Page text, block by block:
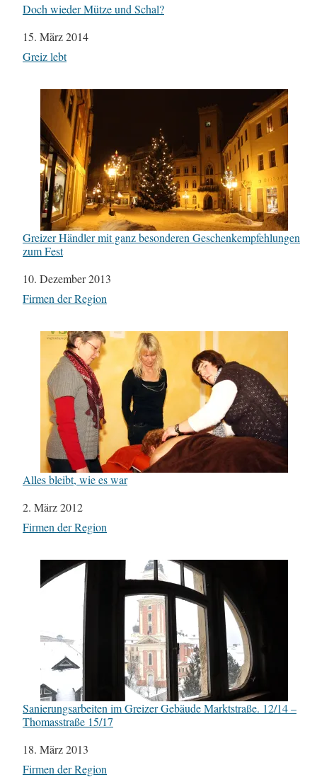
Doch wieder Mütze und Schal?
Datum
15. März 2014
In Bezug auf
Greiz lebt
Greizer Händler mit ganz besonderen Geschenkempfehlungen
zum Fest
Datum
10. Dezember 2013
In Bezug auf
Firmen der Region
Alles bleibt, wie es war
Datum
2. März 2012
In Bezug auf
Firmen der Region
Sanierungsarbeiten im Greizer Gebäude Marktstraße. 12/14 –
Thomasstraße 15/17
Datum
18. März 2013
In Bezug auf
Firmen der Region